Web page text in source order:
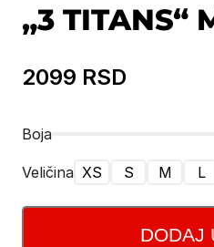
„3 TITANS“
2099 RSD
Boja
Veličina XS S M L
DODAJ